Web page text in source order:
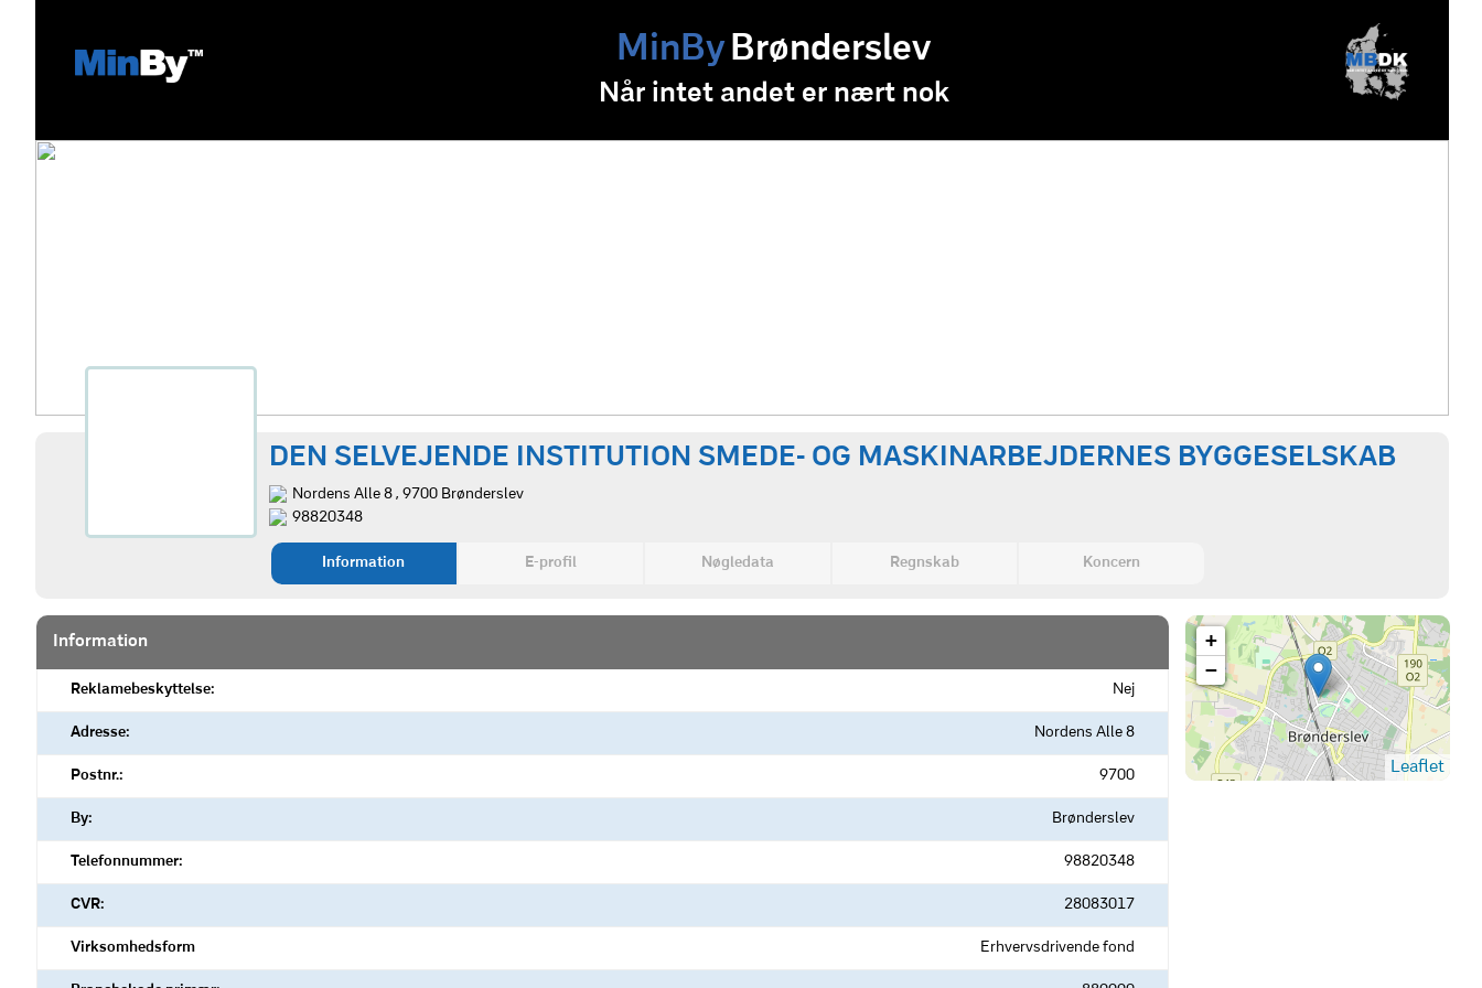
MinByBrønderslev
Når intet andet er nært nok
DEN SELVEJENDE INSTITUTION SMEDE- OG MASKINARBEJDERNES BYGGESELSKAB
Nordens Alle 8 , 9700 Brønderslev
98820348
Information E-profil Nøgledata Regnskab Koncern
Information
Reklamebeskyttelse: Nej
Adresse: Nordens Alle 8
Postnr.: 9700
By: Brønderslev
Telefonnummer: 98820348
CVR: 28083017
Virksomhedsform Erhvervsdrivende fond
+
−
Leaflet